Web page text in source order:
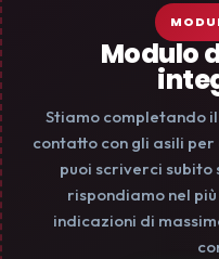
Modulo
Stiamo completando
contatto con gli asili
puoi scriverci subito
rispondiamo nel
indicazioni di